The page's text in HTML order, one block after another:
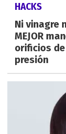
HACKS
Ni vinagre
MEJOR
orificios de
presión